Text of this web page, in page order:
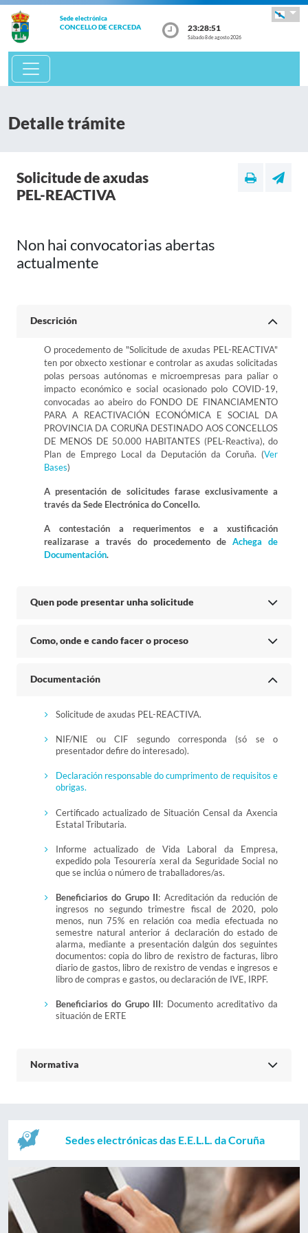
Sede electrónica
CONCELLO DE CERCEDA 23:28:51
Sábado 8 de agosto 2026
Detalle trámite
Solicitude de axudas
PEL-REACTIVA
Non hai convocatorias abertas
actualmente
Descrición
O procedemento de "Solicitude de axudas PEL-REACTIVA"
ten por obxecto xestionar e controlar as axudas solicitadas
polas persoas autónomas e microempresas para paliar o
impacto económico e social ocasionado polo COVID-19,
convocadas ao abeiro do FONDO DE FINANCIAMENTO
PARA A REACTIVACIÓN ECONÓMICA E SOCIAL DA
PROVINCIA DA CORUÑA DESTINADO AOS CONCELLOS
DE MENOS DE 50.000 HABITANTES (PEL-Reactiva), do
Plan de Emprego Local da Deputación da Coruña. (Ver
Bases)
A presentación de solicitudes farase exclusivamente a
través da Sede Electrónica do Concello.
A contestación a requerimentos e a xustificación
realizarase a través do procedemento de Achega de
Documentación.
Quen pode presentar unha solicitude
Como, onde e cando facer o proceso
Documentación
Solicitude de axudas PEL-REACTIVA.
NIF/NIE ou CIF segundo corresponda (só se o
presentador defire do interesado).
Declaración responsable do cumprimento de requisitos e
obrigas.
Certificado actualizado de Situación Censal da Axencia
Estatal Tributaria.
Informe actualizado de Vida Laboral da Empresa,
expedido pola Tesourería xeral da Seguridade Social no
que se inclúa o número de traballadores/as.
Beneficiarios do Grupo II: Acreditación da redución de
ingresos no segundo trimestre fiscal de 2020, polo
menos, nun 75% en relación coa media efectuada no
semestre natural anterior á declaración do estado de
alarma, mediante a presentación dalgún dos seguintes
documentos: copia do libro de rexistro de facturas, libro
diario de gastos, libro de rexistro de vendas e ingresos e
libro de compras e gastos, ou declaración de IVE, IRPF.
Beneficiarios do Grupo III: Documento acreditativo da
situación de ERTE
Normativa
Sedes electrónicas das E.E.L.L. da Coruña